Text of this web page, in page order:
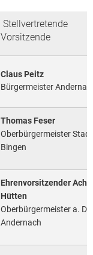
2006
Stellvertretende
Vorsitzende
Claus Peitz
Bürgermeister
Thomas Feser
Oberbürgermeister Stadt
Bingen
Ehrenvorsitzender
Hütten
Oberbürgermeister a. D.,
Andernach